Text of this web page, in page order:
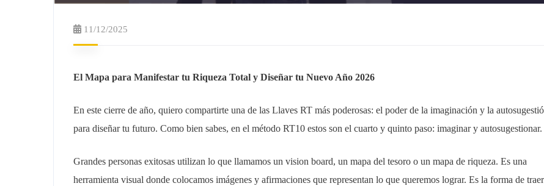
11/12/2025
El Mapa para Manifestar tu Riqueza Total y Diseñar tu Nuevo Año 2026
En este cierre de año, quiero compartirte una de las Llaves RT más poderosas: el poder de la imaginación y la
para diseñar tu futuro. Como bien sabes, en el método RT10 estos son el cuarto y quinto paso: imaginar y autosugestionar.
Grandes personas exitosas utilizan lo que llamamos un vision board, un mapa del tesoro o un mapa de riqueza. Es una
herramienta visual donde colocamos imágenes y afirmaciones que representan lo que queremos lograr. Es la forma de